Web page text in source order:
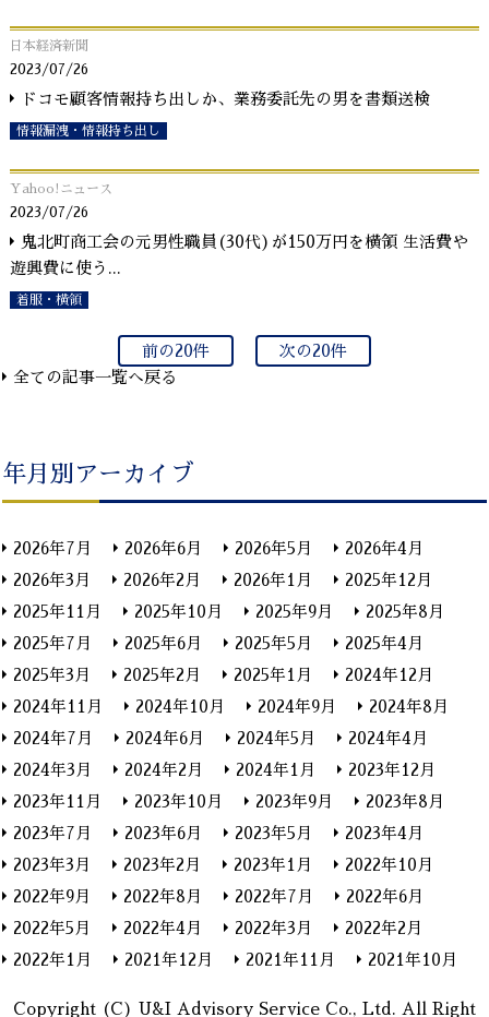
日本経済新聞
2023/07/26
ドコモ顧客情報持ち出しか、業務委託先の男を書類送検
情報漏洩・情報持ち出し
Yahoo!ニュース
2023/07/26
鬼北町商工会の元男性職員(30代)が150万円を横領 生活費や
遊興費に使う ...
着服・横領
前の20件
次の20件
全ての記事一覧へ戻る
年月別アーカイブ
2026年7月 2026年6月 2026年5月
2026年4月
2026年3月
2026年2月 2026年1月
2025年12月
2025年11月
2025年10月 2025年9月
2025年8月
2025年7月
2025年6月 2025年5月
2025年4月
2025年3月
2025年2月 2025年1月
2024年12月
2024年11月
2024年10月 2024年9月
2024年8月
2024年7月
2024年6月 2024年5月
2024年4月
2024年3月
2024年2月 2024年1月
2023年12月
2023年11月
2023年10月 2023年9月
2023年8月
2023年7月
2023年6月 2023年5月
2023年4月
2023年3月
2023年2月 2023年1月
2022年10月
2022年9月
2022年8月 2022年7月
2022年6月
2022年5月
2022年4月 2022年3月
2022年2月
2022年1月
2021年12月 2021年11月 2021年10月
Copyright (C) U&I Advisory Service Co., Ltd. All Right